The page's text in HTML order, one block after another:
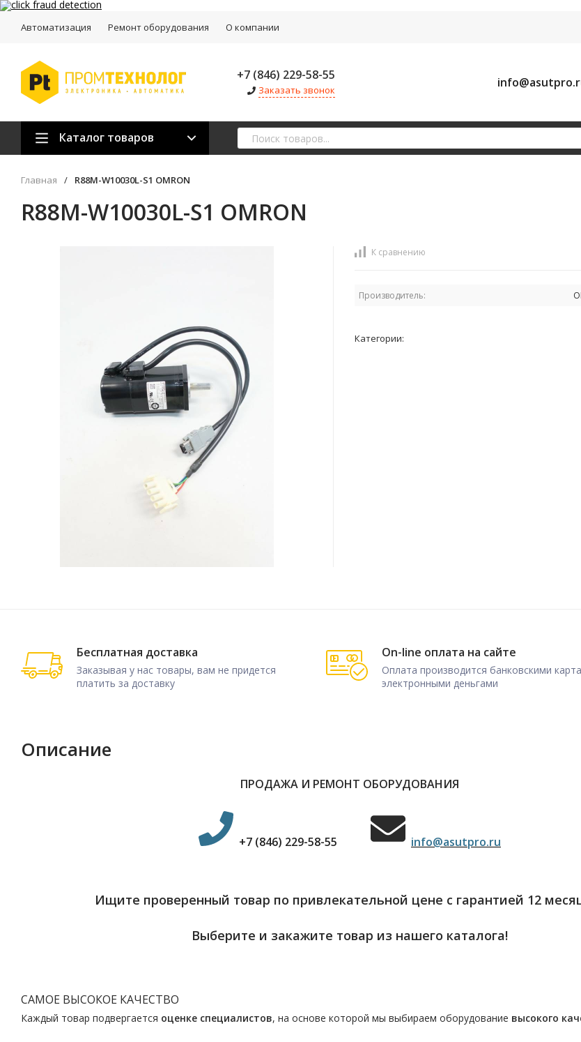
Автоматизация Ремонт оборудования О компании
+7 (846) 229-58-55
Заказать звонок
Каталог товаров
Главная / R88M-W10030L-S1 OMRON
R88M-W10030L-S1 OMRON
К сравнению
Производитель:
Категории:
Бесплатная доставка
Заказывая у нас товары, вам не придется
платить за доставку
On-line оплата на сайте
Оплата производится банковскими
электронными деньгами
Описание
ПРОДАЖА И РЕМОНТ ОБОРУДОВАНИЯ
+7 (846) 229-58-55 info@asutpro.ru
Ищите проверенный товар по привлекательной цене с гарантией 12
Выберите и закажите товар из нашего каталога!
САМОЕ ВЫСОКОЕ КАЧЕСТВО
Каждый товар подвергается оценке специалистов, на основе которой мы выбираем оборудование высокого